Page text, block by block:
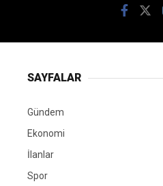
SAYFALAR
Gündem
Ekonomi
İlanlar
Spor